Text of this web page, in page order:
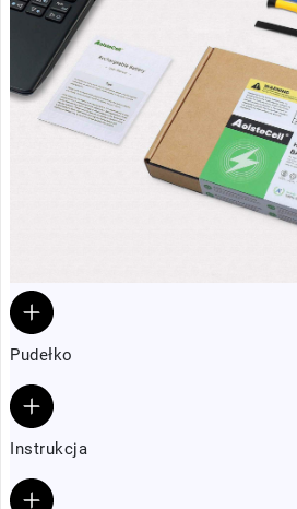
Pudełko
Instrukcja